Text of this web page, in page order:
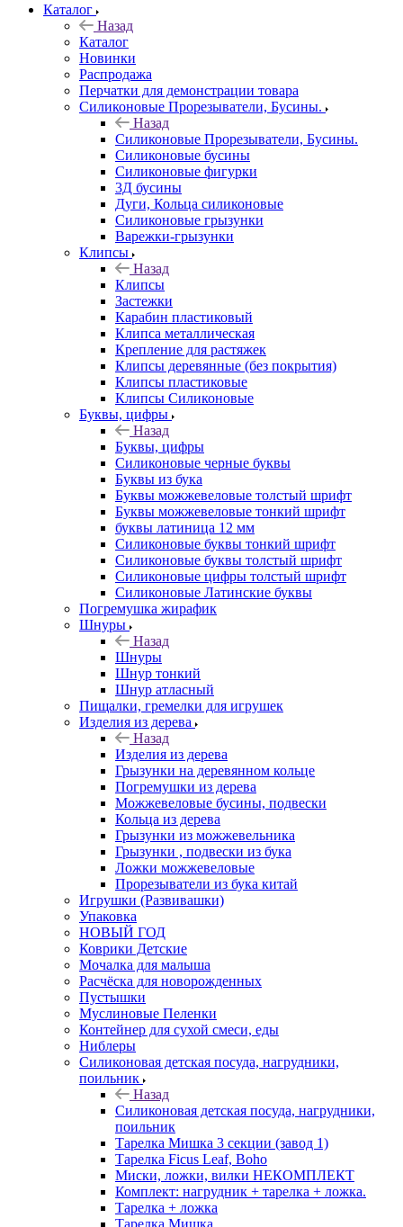
Каталог
Назад
Каталог
Новинки
Распродажа
Перчатки для демонстрации товара
Силиконовые Прорезыватели, Бусины.
Назад
Силиконовые Прорезыватели, Бусины.
Силиконовые бусины
Силиконовые фигурки
3Д бусины
Дуги, Кольца силиконовые
Силиконовые грызунки
Варежки-грызунки
Клипсы
Назад
Клипсы
Застежки
Карабин пластиковый
Клипса металлическая
Крепление для растяжек
Клипсы деревянные (без покрытия)
Клипсы пластиковые
Клипсы Силиконовые
Буквы, цифры
Назад
Буквы, цифры
Силиконовые черные буквы
Буквы из бука
Буквы можжевеловые толстый шрифт
Буквы можжевеловые тонкий шрифт
буквы латиница 12 мм
Силиконовые буквы тонкий шрифт
Силиконовые буквы толстый шрифт
Силиконовые цифры толстый шрифт
Силиконовые Латинские буквы
Погремушка жирафик
Шнуры
Назад
Шнуры
Шнур тонкий
Шнур атласный
Пищалки, гремелки для игрушек
Изделия из дерева
Назад
Изделия из дерева
Грызунки на деревянном кольце
Погремушки из дерева
Можжевеловые бусины, подвески
Кольца из дерева
Грызунки из можжевельника
Грызунки , подвески из бука
Ложки можжевеловые
Прорезыватели из бука китай
Игрушки (Развивашки)
Упаковка
НОВЫЙ ГОД
Коврики Детские
Мочалка для малыша
Расчёска для новорожденных
Пустышки
Муслиновые Пеленки
Контейнер для сухой смеси, еды
Ниблеры
Силиконовая детская посуда, нагрудники,
поильник
Назад
Силиконовая детская посуда, нагрудники,
поильник
Тарелка Мишка 3 секции (завод 1)
Тарелка Ficus Leaf, Boho
Миски, ложки, вилки НЕКОМПЛЕКТ
Комплект: нагрудник + тарелка + ложка.
Тарелка + ложка
Тарелка Мишка